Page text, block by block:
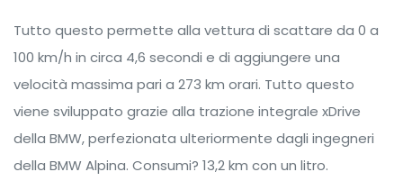
Tutto questo permette alla vettura di scattare da 0 a
100 km/h in circa 4,6 secondi e di aggiungere una
velocità massima pari a 273 km orari. Tutto questo
viene sviluppato grazie alla trazione integrale xDrive
della BMW, perfezionata ulteriormente dagli ingegneri
della BMW Alpina. Consumi? 13,2 km con un litro.